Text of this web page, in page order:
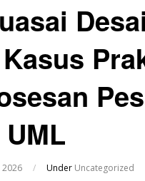
2026 / Under Uncategorized